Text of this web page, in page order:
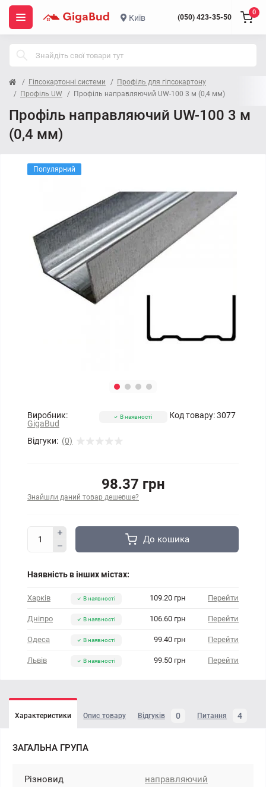
Київ (050) 423-35-50
0
Гіпсокартонні системи
Профіль для гіпсокартону
Профіль UW
Профіль направляючий UW-100 3 м (0,4 мм)
Профіль направляючий UW-100 3 м
(0,4 мм)
Популярний
Виробник:
GigaBud
Код товару: 3077
Відгуки: (0)
В наявності
98.37 грн
Знайшли даний товар дешевше?
До кошика
Наявність в інших містах:
Харків В наявності 109.20 грн Перейти
Дніпро В наявності 106.60 грн Перейти
Одеса В наявності 99.40 грн Перейти
Львів В наявності 99.50 грн Перейти
Характеристики Опис товару Відгуків 0 Питання 4
ЗАГАЛЬНА ГРУПА
Різновид направляючий